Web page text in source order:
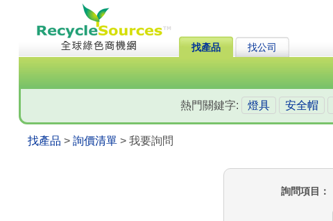
找產品 找公司
熱門關鍵字: 燈具 安全帽
找產品 > 詢價清單> 我要詢問
詢問項目